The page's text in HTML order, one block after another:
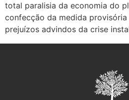
total paralisia da economia do
confecção da medida
prejuízos advindos da crise